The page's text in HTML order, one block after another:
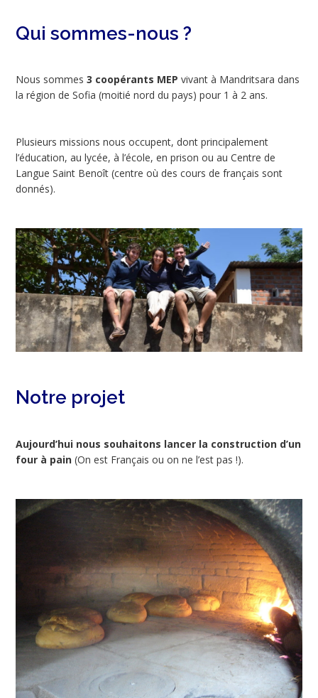
Qui sommes-nous ?
Nous sommes 3 coopérants MEP vivant à Mandritsara dans
la région de Sofia (moitié nord du pays) pour 1 à 2 ans.
Plusieurs missions nous occupent, dont principalement
l’éducation, au lycée, à l’école, en prison ou au Centre de
Langue Saint Benoît (centre où des cours de français sont
donnés).
Notre projet
Aujourd’hui nous souhaitons lancer la construction d’un
four à pain (On est Français ou on ne l’est pas !).